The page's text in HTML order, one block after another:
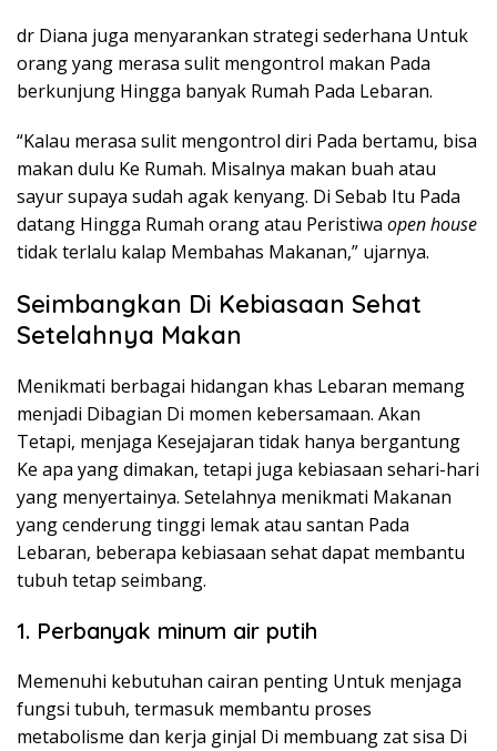
dr Diana juga menyarankan strategi sederhana Untuk
orang yang merasa sulit mengontrol makan Pada
berkunjung Hingga banyak Rumah Pada Lebaran.
“Kalau merasa sulit mengontrol diri Pada bertamu, bisa
makan dulu Ke Rumah. Misalnya makan buah atau
sayur supaya sudah agak kenyang. Di Sebab Itu Pada
datang Hingga Rumah orang atau Peristiwa open house
tidak terlalu kalap Membahas Makanan,” ujarnya.
Seimbangkan Di Kebiasaan Sehat
Setelahnya Makan
Menikmati berbagai hidangan khas Lebaran memang
menjadi Dibagian Di momen kebersamaan. Akan
Tetapi, menjaga Kesejajaran tidak hanya bergantung
Ke apa yang dimakan, tetapi juga kebiasaan sehari-hari
yang menyertainya. Setelahnya menikmati Makanan
yang cenderung tinggi lemak atau santan Pada
Lebaran, beberapa kebiasaan sehat dapat membantu
tubuh tetap seimbang.
1. Perbanyak minum air putih
Memenuhi kebutuhan cairan penting Untuk menjaga
fungsi tubuh, termasuk membantu proses
metabolisme dan kerja ginjal Di membuang zat sisa Di